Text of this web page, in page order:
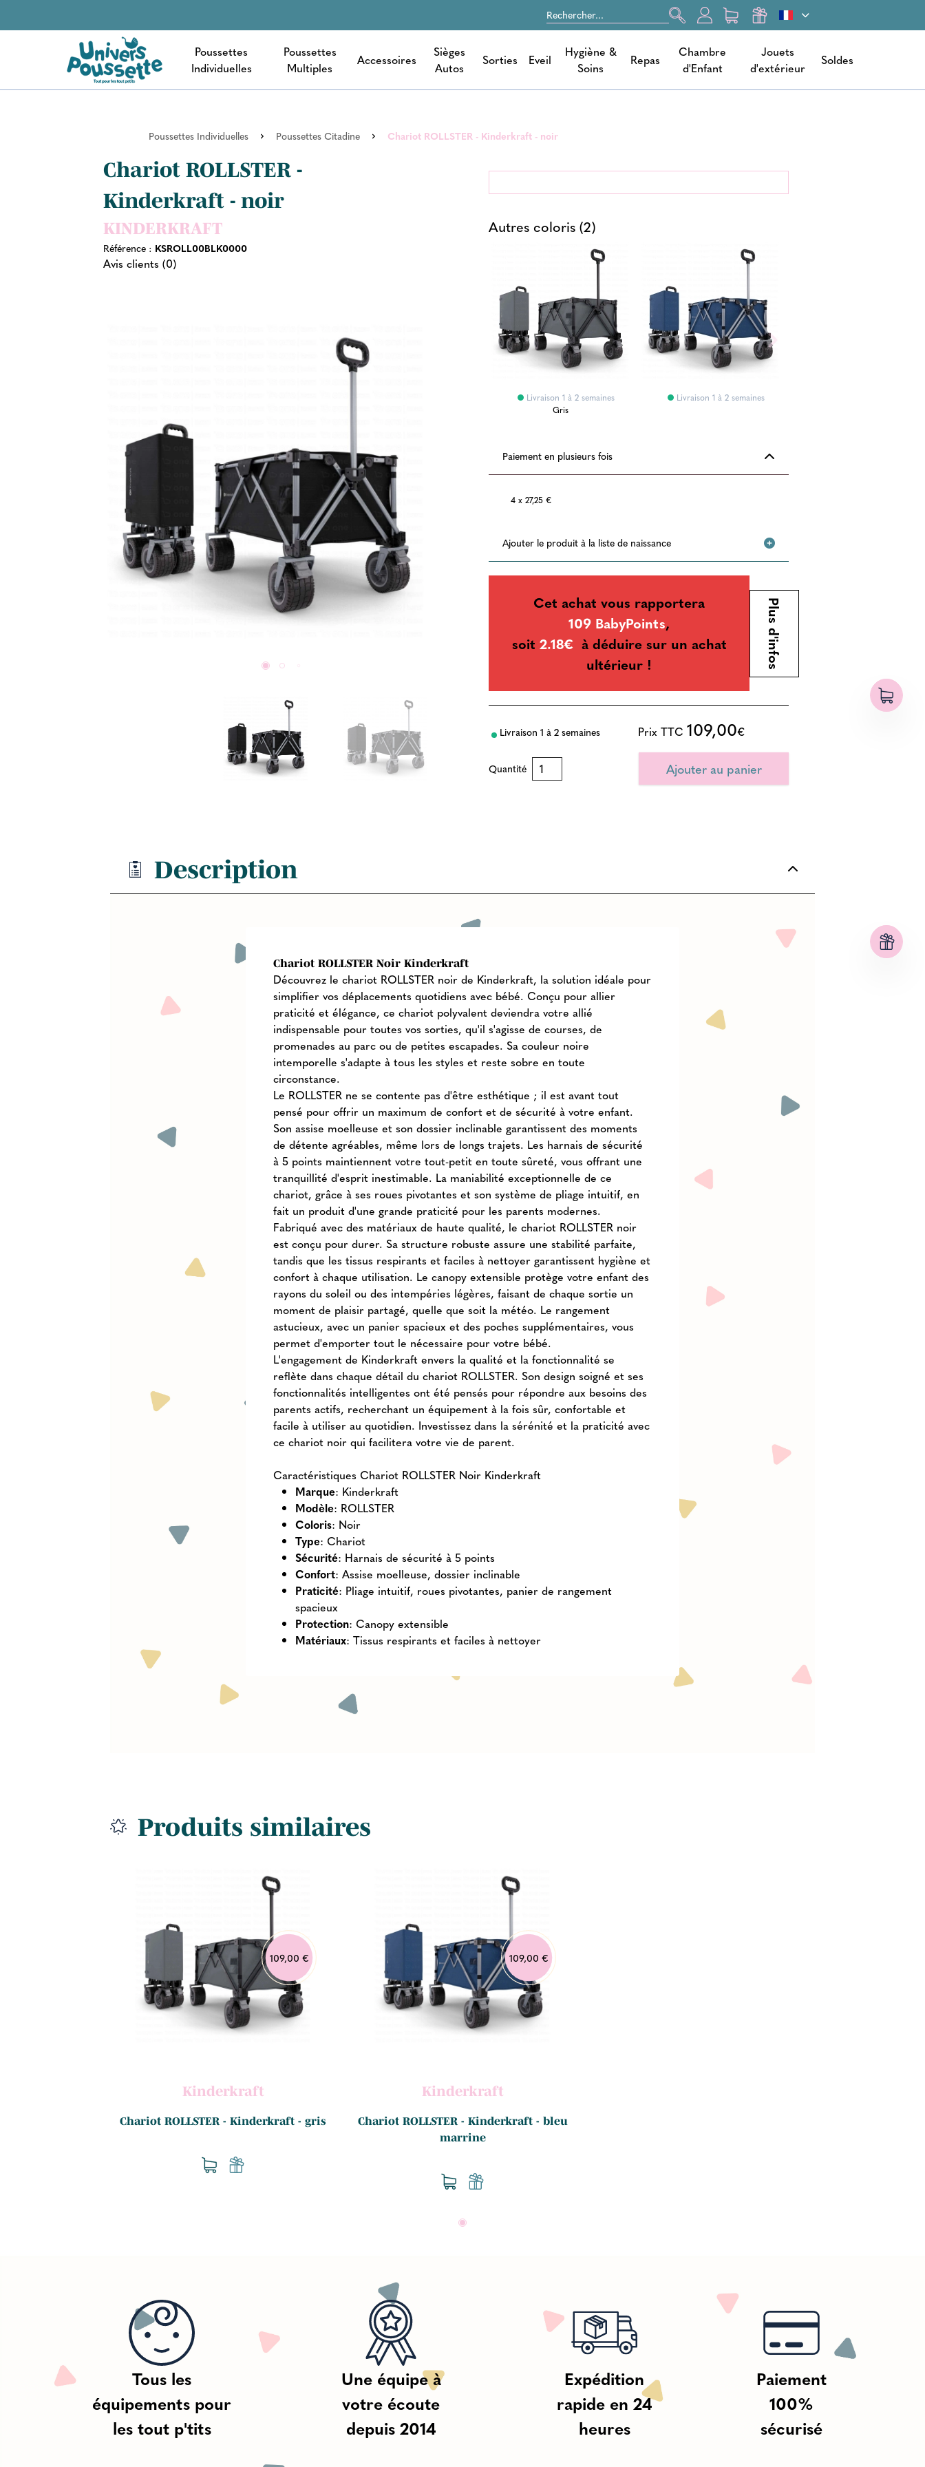
Poussettes
Individuelles
Poussettes
Multiples
Accessoires
Sièges
Autos
Sorties Eveil
Hygiène &
Soins
Repas
Chambre
d'Enfant
Jouets
d'extérieur
Soldes
Poussettes Individuelles Poussettes Citadine Chariot ROLLSTER - Kinderkraft - noir
Chariot ROLLSTER -
Kinderkraft - noir
KINDERKRAFT
Référence : KSROLL00BLK0000
Avis clients (0)
Autres coloris (2)
Livraison 1 à 2 semaines
Gris
Livraison 1 à 2 semaines
Paiement en plusieurs fois
4 x 27,25 €
Ajouter le produit à la liste de naissance
Cet achat vous rapportera
109 BabyPoints,
soit 2.18€ à déduire sur un achat
ultérieur !
Plus d'infos
Livraison 1 à 2 semaines Prix TTC 109,00€
Quantité
Description
Chariot ROLLSTER Noir Kinderkraft
Découvrez le chariot ROLLSTER noir de Kinderkraft, la solution idéale pour
simplifier vos déplacements quotidiens avec bébé. Conçu pour allier
praticité et élégance, ce chariot polyvalent deviendra votre allié
indispensable pour toutes vos sorties, qu'il s'agisse de courses, de
promenades au parc ou de petites escapades. Sa couleur noire
intemporelle s'adapte à tous les styles et reste sobre en toute
circonstance.
Le ROLLSTER ne se contente pas d'être esthétique ; il est avant tout
pensé pour offrir un maximum de confort et de sécurité à votre enfant.
Son assise moelleuse et son dossier inclinable garantissent des moments
de détente agréables, même lors de longs trajets. Les harnais de sécurité
à 5 points maintiennent votre tout-petit en toute sûreté, vous offrant une
tranquillité d'esprit inestimable. La maniabilité exceptionnelle de ce
chariot, grâce à ses roues pivotantes et son système de pliage intuitif, en
fait un produit d'une grande praticité pour les parents modernes.
Fabriqué avec des matériaux de haute qualité, le chariot ROLLSTER noir
est conçu pour durer. Sa structure robuste assure une stabilité parfaite,
tandis que les tissus respirants et faciles à nettoyer garantissent hygiène et
confort à chaque utilisation. Le canopy extensible protège votre enfant des
rayons du soleil ou des intempéries légères, faisant de chaque sortie un
moment de plaisir partagé, quelle que soit la météo. Le rangement
astucieux, avec un panier spacieux et des poches supplémentaires, vous
permet d'emporter tout le nécessaire pour votre bébé.
L'engagement de Kinderkraft envers la qualité et la fonctionnalité se
reflète dans chaque détail du chariot ROLLSTER. Son design soigné et ses
fonctionnalités intelligentes ont été pensés pour répondre aux besoins des
parents actifs, recherchant un équipement à la fois sûr, confortable et
facile à utiliser au quotidien. Investissez dans la sérénité et la praticité avec
ce chariot noir qui facilitera votre vie de parent.
Caractéristiques Chariot ROLLSTER Noir Kinderkraft
Marque: Kinderkraft
Modèle: ROLLSTER
Coloris: Noir
Type: Chariot
Sécurité: Harnais de sécurité à 5 points
Confort: Assise moelleuse, dossier inclinable
Praticité: Pliage intuitif, roues pivotantes, panier de rangement
spacieux
Protection: Canopy extensible
Matériaux: Tissus respirants et faciles à nettoyer
Produits similaires
109,00 €
Kinderkraft
Chariot ROLLSTER - Kinderkraft - gris
109,00 €
Kinderkraft
Chariot ROLLSTER - Kinderkraft - bleu
marrine
Tous les
équipements pour
les tout p'tits
Une équipe à
votre écoute
depuis 2014
Expédition
rapide en 24
heures
Paiement
100%
sécurisé